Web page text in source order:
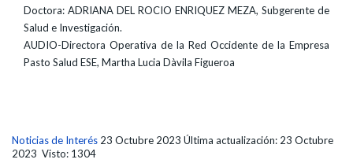
Doctora: ADRIANA DEL ROCIO ENRIQUEZ MEZA, Subgerente de
Salud e Investigación.
AUDIO-Directora Operativa de la Red Occidente de la Empresa
Pasto Salud ESE, Martha Lucia Dàvila Figueroa
Noticias de Interés 23 Octubre 2023 Última actualización: 23 Octubre
2023 Visto: 1304